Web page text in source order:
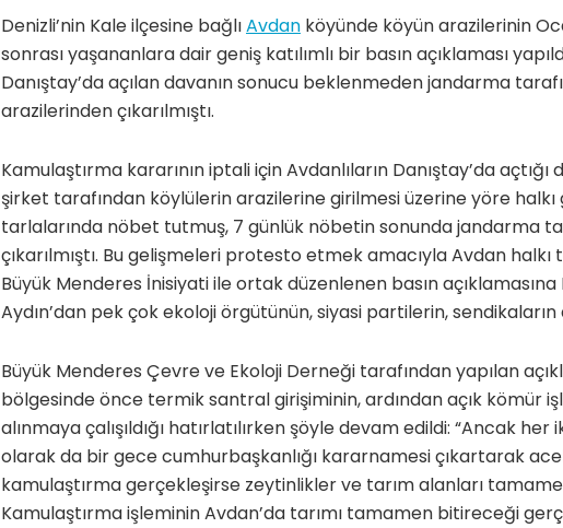
Denizli’nin Kale ilçesine bağlıAvdan köyünde köyün arazilerinin
sonrası yaşananlara dair geniş katılımlı bir basın açıklaması
Danıştay’da açılan davanın sonucu beklenmeden jandarma
arazilerinden çıkarılmıştı.
Kamulaştırma kararının iptali için Avdanlıların Danıştay’da
şirket tarafından köylülerin arazilerine girilmesi üzerine yöre
tarlalarında nöbet tutmuş, 7 günlük nöbetin sonunda jandarma
çıkarılmıştı. Bu gelişmeleri protesto etmek amacıyla Avdan
Büyük Menderes İnisiyati ile ortak düzenlenen basın açıklamasına
Aydın’dan pek çok ekoloji örgütünün, siyasi partilerin, sendikaların
Büyük Menderes Çevre ve Ekoloji Derneği tarafından yapılan
bölgesinde önce termik santral girişiminin, ardından açık kömür
alınmaya çalışıldığı hatırlatılırken şöyle devam edildi: “Ancak her
olarak da bir gece cumhurbaşkanlığı kararnamesi çıkartarak
kamulaştırma gerçekleşirse zeytinlikler ve tarım alanları
Kamulaştırma işleminin Avdan’da tarımı tamamen bitireceği